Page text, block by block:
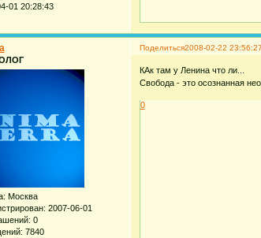
01 20:28:43
Поделиться2008-02-22 23:56:27
Москва
: 2007-06-01
0
7840
КАк там у Ленина что ли...
Свобода - это осознанная
0